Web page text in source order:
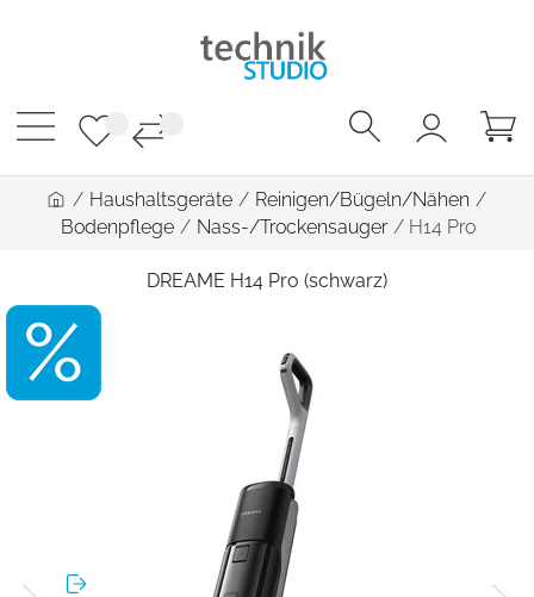
/ Haushaltsgeräte / Reinigen/Bügeln/Nähen /
Bodenpflege / Nass-/Trockensauger/ H14 Pro
DREAME H14 Pro (schwarz)